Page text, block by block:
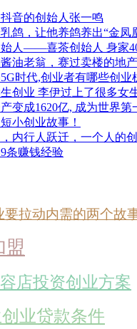
音的创始人张一鸣
鸽，让他养鸽养出“金凤
始人——喜茶创始人 身家
油老翁，赛过卖楼的地
时代,创业者有哪些创业
创业 李伊过上了很多女
变成1620亿, 成为世界第
小创业故事！
内行人跃迁，一个人的
条赚钱经验
要拉动内需的两个故
盟
店投资创业方案
业贷款条件